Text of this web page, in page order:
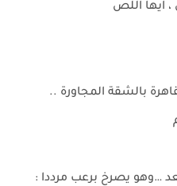
ايها اللص
بالشقة المجاورة ..
…وهو يصرخ برعب مرددا :